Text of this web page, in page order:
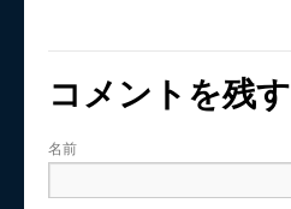
コメントを残す
名前